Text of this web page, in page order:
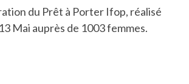
du Prêt à Porter Ifop, réalisé
Mai auprès de 1003 femmes.